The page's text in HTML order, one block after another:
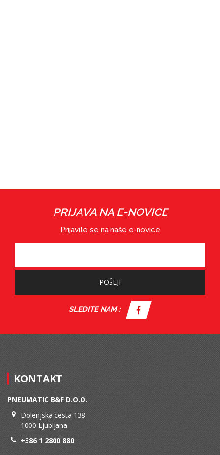
PRIJAVA NA E-NOVICE
Prijavite se na naše e-novice
POŠLJI
SLEDITE NAM :
KONTAKT
PNEUMATIC B&F D.O.O.
Dolenjska cesta 138
1000 Ljubljana
+386 1 2800 880